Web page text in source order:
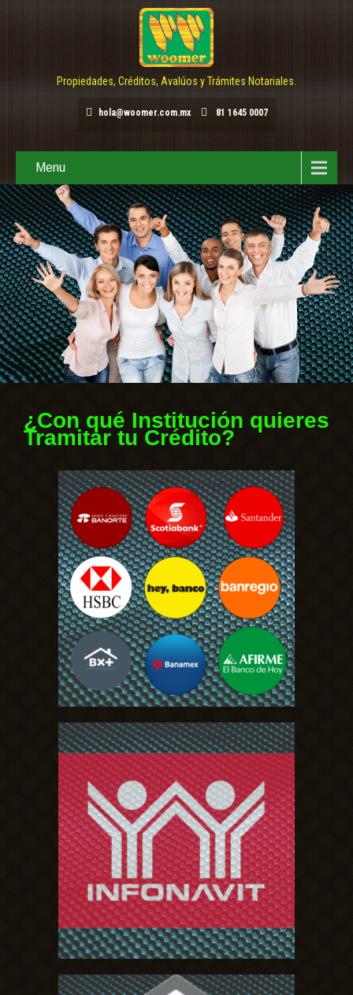
Propiedades, Créditos, Avalúos y Trámites Notariales.
hola@woomer.com.mx 81 1645 0007
Menu
¿Con qué Institución quieres
Tramitar tu Crédito?